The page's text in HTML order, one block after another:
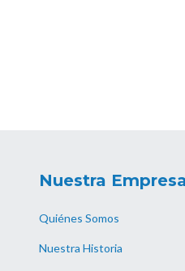
Nuestra
Quiénes Somos
Nuestra Historia